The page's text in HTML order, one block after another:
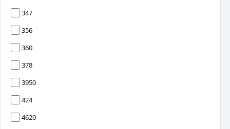
347
356
360
378
3950
424
4620